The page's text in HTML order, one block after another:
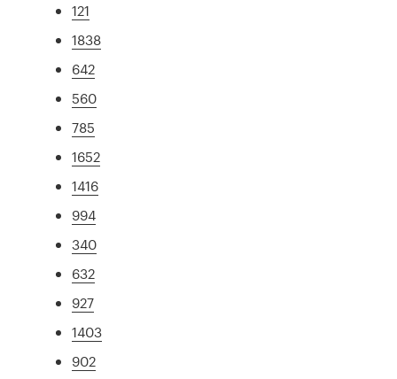
121
1838
642
560
785
1652
1416
994
340
632
927
1403
902